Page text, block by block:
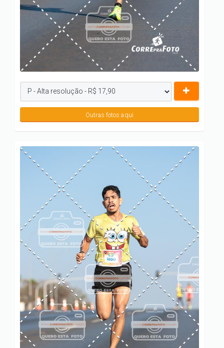
Outras fotos aqui